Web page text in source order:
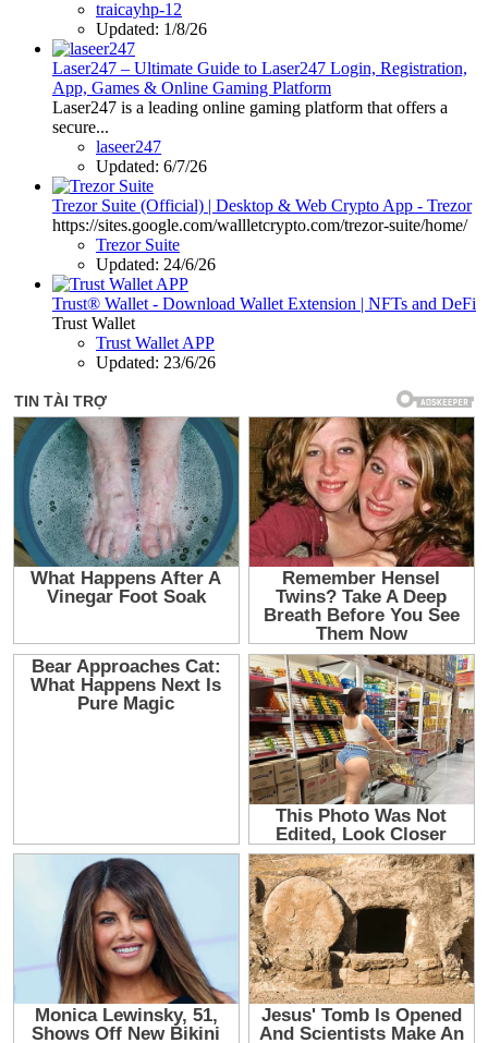
traicayhp-12
Updated: 1/8/26
Laser247 – Ultimate Guide to Laser247 Login, Registration,
App, Games & Online Gaming Platform
Laser247 is a leading online gaming platform that offers a
secure...
laseer247
Updated: 6/7/26
Trezor Suite (Official) | Desktop & Web Crypto App - Trezor
https://sites.google.com/wallletcrypto.com/trezor-suite/home/
Trezor Suite
Updated: 24/6/26
Trust® Wallet - Download Wallet Extension | NFTs and DeFi
Trust Wallet
Trust Wallet APP
Updated: 23/6/26